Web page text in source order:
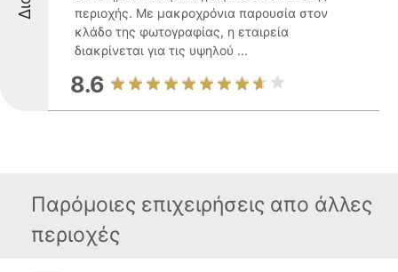
περιοχής. Με μακροχρόνια παρουσία στον
κλάδο της φωτογραφίας, η εταιρεία
διακρίνεται για τις υψηλού ...
8.6
Παρόμοιες επιχειρήσεις απο άλλες
περιοχές